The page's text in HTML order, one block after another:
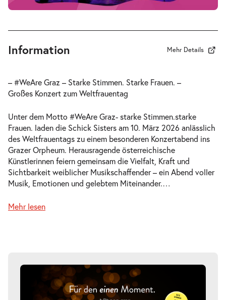
Information Mehr Details
– #WeAre Graz – Starke Stimmen. Starke Frauen. –
Großes Konzert zum Weltfrauentag
Unter dem Motto #WeAre Graz- starke Stimmen.starke
Frauen. laden die Schick Sisters am 10. März 2026 anlässlich
des Weltfrauentags zu einem besonderen Konzertabend ins
Grazer Orpheum. Herausragende österreichische
Künstlerinnen feiern gemeinsam die Vielfalt, Kraft und
Sichtbarkeit weiblicher Musikschaffender – ein Abend voller
Musik, Emotionen und gelebtem Miteinander.…
Mehr lesen